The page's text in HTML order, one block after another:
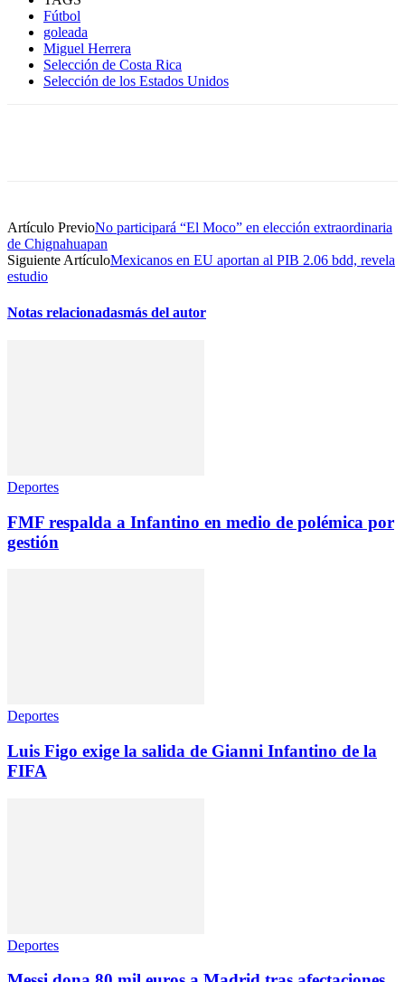
Fútbol
goleada
Miguel Herrera
Selección de Costa Rica
Selección de los Estados Unidos
Artículo PrevioNo participará “El Moco” en elección extraordinaria
de Chignahuapan
Siguiente ArtículoMexicanos en EU aportan al PIB 2.06 bdd, revela
estudio
Notas relacionadasmás del autor
Deportes
FMF respalda a Infantino en medio de polémica por
gestión
Deportes
Luis Figo exige la salida de Gianni Infantino de la
FIFA
Deportes